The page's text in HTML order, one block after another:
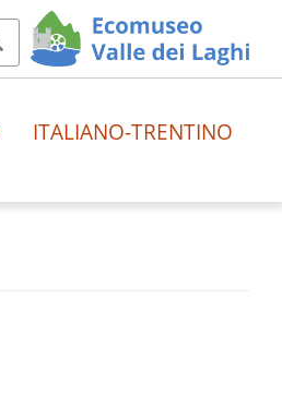
ITALIANO-TRENTINO